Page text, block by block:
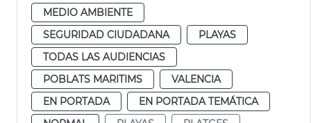
MEDIO AMBIENTE
SEGURIDAD CIUDADANA
PLAYAS
TODAS LAS AUDIENCIAS
POBLATS MARITIMS
VALENCIA
EN PORTADA
EN PORTADA TEMÁTICA